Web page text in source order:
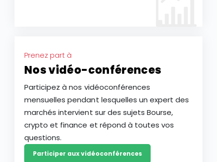
Prenez part à
Nos vidéo-conférences
Participez à nos vidéoconférences
mensuelles pendant lesquelles un expert des
marchés intervient sur des sujets Bourse,
crypto et finance et répond à toutes vos
questions.
Participer aux vidéoconférences